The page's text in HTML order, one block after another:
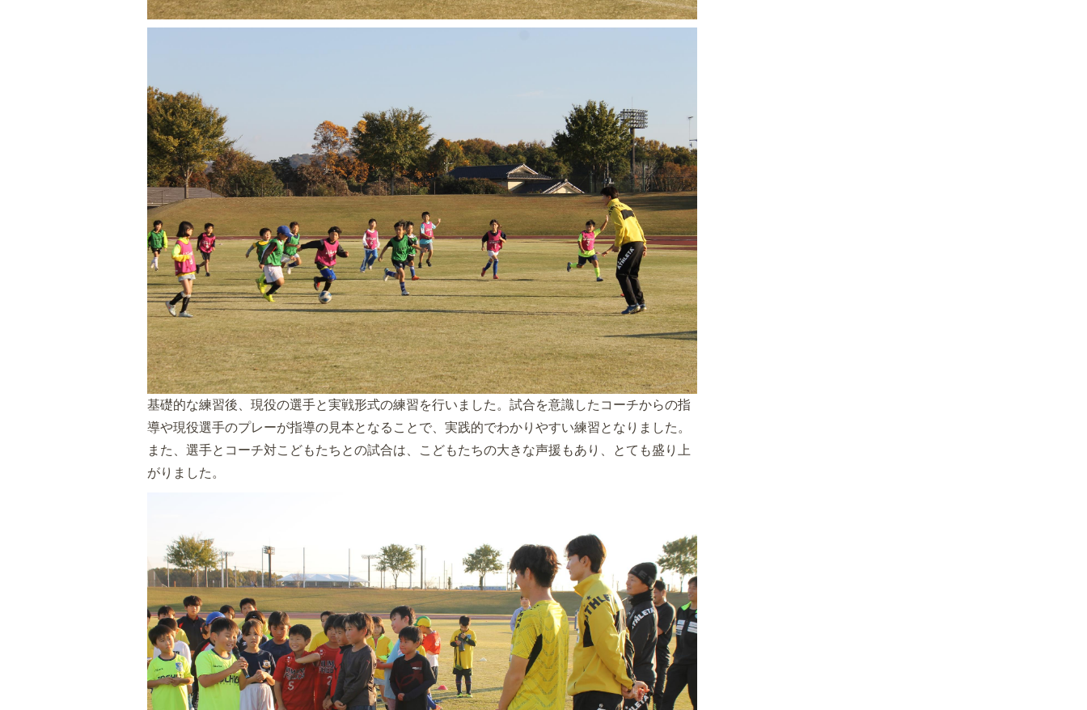
基礎的な練習後、現役の選手と実戦形式の練習を行いました。試合を意識したコーチからの指
導や現役選手のプレーが指導の見本となることで、実践的でわかりやすい練習となりました。
また、選手とコーチ対こどもたちとの試合は、こどもたちの大きな声援もあり、とても盛り上
がりました。